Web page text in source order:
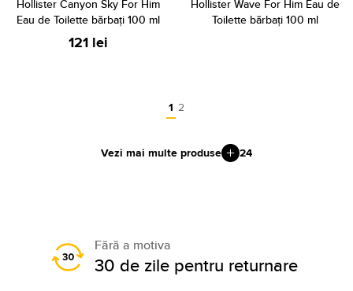
Hollister Canyon Sky For Him
Eau de Toilette bărbați 100 ml
121 lei
Hollister Wave For Him Eau de
Toilette bărbați 100 ml
1 2
Vezi mai multe produse 24
Fără a motiva
30 de zile pentru returnare